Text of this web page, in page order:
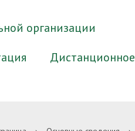
организации